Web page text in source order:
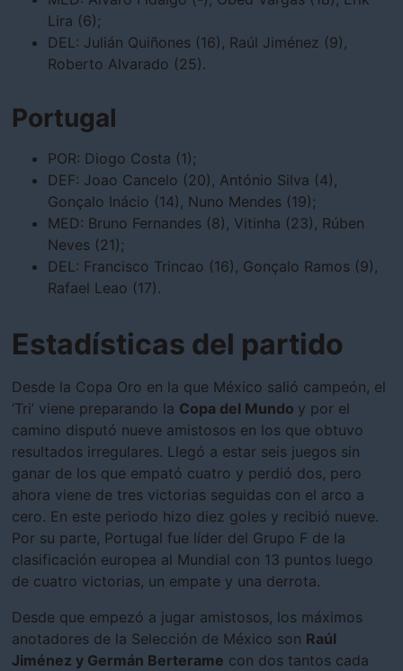
Lira (6);
DEL: Julián Quiñones (16), Raúl Jiménez (9),
Roberto Alvarado (25).
Portugal
POR: Diogo Costa (1);
DEF: Joao Cancelo (20), António Silva (4),
Gonçalo Inácio (14), Nuno Mendes (19);
MED: Bruno Fernandes (8), Vitinha (23), Rúben
Neves (21);
DEL: Francisco Trincao (16), Gonçalo Ramos (9),
Rafael Leao (17).
Estadísticas del partido
Desde la Copa Oro en la que México salió campeón, el
‘Tri’ viene preparando la Copa del Mundo y por el
camino disputó nueve amistosos en los que obtuvo
resultados irregulares. Llegó a estar seis juegos sin
ganar de los que empató cuatro y perdió dos, pero
ahora viene de tres victorias seguidas con el arco a
cero. En este periodo hizo diez goles y recibió nueve.
Por su parte, Portugal fue líder del Grupo F de la
clasificación europea al Mundial con 13 puntos luego
de cuatro victorias, un empate y una derrota.
Desde que empezó a jugar amistosos, los máximos
anotadores de la Selección de México son Raúl
Jiménez y Germán Berterame con dos tantos cada